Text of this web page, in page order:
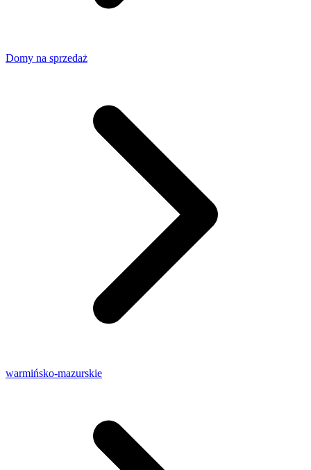
Domy na sprzedaż
warmińsko-mazurskie